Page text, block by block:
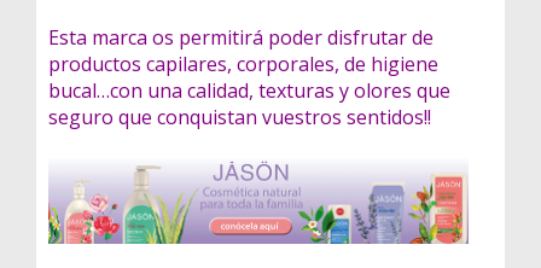
Esta marca os permitirá poder disfrutar de
productos capilares, corporales, de higiene
bucal…con una calidad, texturas y olores que
seguro que conquistan vuestros sentidos!!